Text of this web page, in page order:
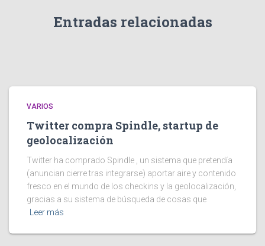
Entradas relacionadas
VARIOS
Twitter compra Spindle, startup de
geolocalización
Twitter ha comprado Spindle , un sistema que pretendía
(anuncian cierre tras integrarse) aportar aire y contenido
fresco en el mundo de los checkins y la geolocalización,
gracias a su sistema de búsqueda de cosas que
Leer más